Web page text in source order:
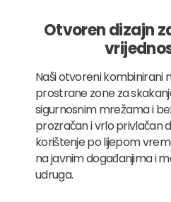
Otvoren dizajn
Naši otvoreni kombinirani
prostrane zone za
sigurnosnim mrežama i
prozračan i vrlo privlačan
korištenje po lijepom
na javnim događanjima i
udruga.